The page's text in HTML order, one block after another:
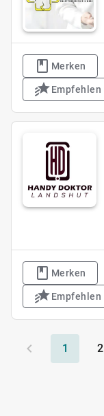
Merken
Empfehlen
Merken
Empfehlen
1 2